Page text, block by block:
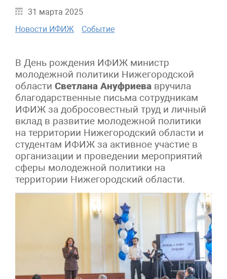
31 марта 2025
Новости ИФИЖ
Событие
В День рождения ИФИЖ министр
молодежной политики Нижегородской
области Светлана Ануфриева вручила
благодарственные письма сотрудникам
ИФИЖ за добросовестный труд и личный
вклад в развитие молодежной политики
на территории Нижегородский области и
студентам ИФИЖ за активное участие в
организации и проведении мероприятий
сферы молодежной политики на
территории Нижегородский области.